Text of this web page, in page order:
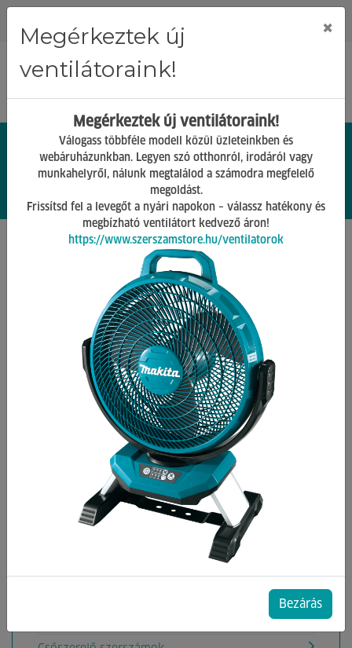
0 0.
Barkács Gépek
Vissza
Kategóriák
Akkumulátoros rádiók
Aligátorfűrész gépek
Akkumulátoros Pumpák
Áramfejlesztők
Betoncsiszoló,Betonömörítő gépek
Megérkeztek új
ventilátoraink!
×
Megérkeztek új ventilátoraink!
Válogass többféle modell közül üzleteinkben és
webáruházunkban. Legyen szó otthonról, irodáról vagy
munkahelyről, nálunk megtalálod a számodra megfelelő
megoldást.
Frissítsd fel a levegőt a nyári napokon – válassz hatékony és
megbízható ventilátort kedvező áron!
https://www.szerszamstore.hu/ventilatorok
Bezárás